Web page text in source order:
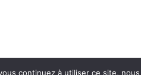
continuez à utiliser ce site,